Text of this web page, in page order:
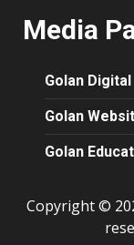
Media
Golan Digital
Golan
Golan
Copyright ©